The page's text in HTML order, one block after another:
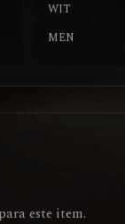
WIT
MEN
este item.